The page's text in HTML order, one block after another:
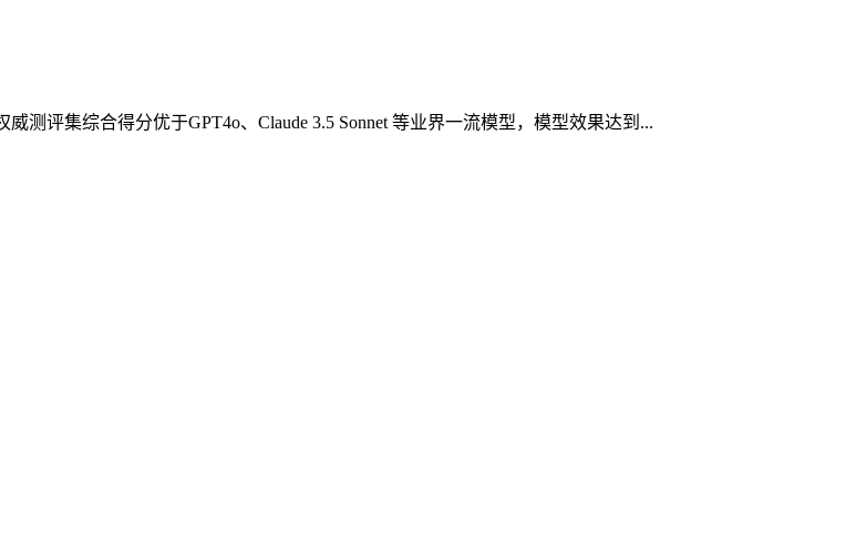
测评集综合得分优于GPT4o、Claude 3.5 Sonnet 等业界一流模型，模型效果达到...